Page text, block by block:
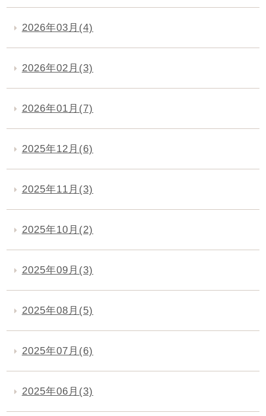
2026年03月(4)
2026年02月(3)
2026年01月(7)
2025年12月(6)
2025年11月(3)
2025年10月(2)
2025年09月(3)
2025年08月(5)
2025年07月(6)
2025年06月(3)